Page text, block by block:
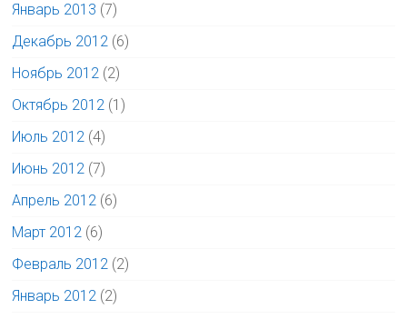
Январь 2013 (7)
Декабрь 2012 (6)
Ноябрь 2012 (2)
Октябрь 2012 (1)
Июль 2012 (4)
Июнь 2012 (7)
Апрель 2012 (6)
Март 2012 (6)
Февраль 2012 (2)
Январь 2012 (2)